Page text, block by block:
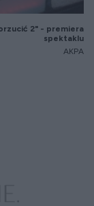
2" - premiera
spektaklu
AKPA